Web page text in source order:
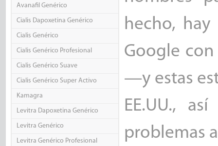
Avanafil Genérico
Cialis Dapoxetina Genérico
Cialis Genérico
Cialis Genérico Profesional
Cialis Genérico Suave
Cialis Genérico Super Activo
Kamagra
Levitra Dapoxetina Genérico
Levitra Genérico
Levitra Genérico Profesional
hecho, hay
Google
—y estas
EE.UU.,
problemas